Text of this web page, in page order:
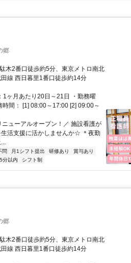
郷
木2番口徒歩約5分、東京メトロ南北
線 西日暮里1番口徒歩約14分
1ヶ月あたり20日～21日 ・勤務曜
間： [1] 08:00～17:00 [2] 09:00～
ューアルオープン！／ 施設看護が
活支援に活かしませんか☆ ＊夜勤
問 月1シフト提出 研修あり
賞与あり
分以内 シフト制
郷
木2番口徒歩約5分、東京メトロ南北
線 西日暮里1番口徒歩約14分